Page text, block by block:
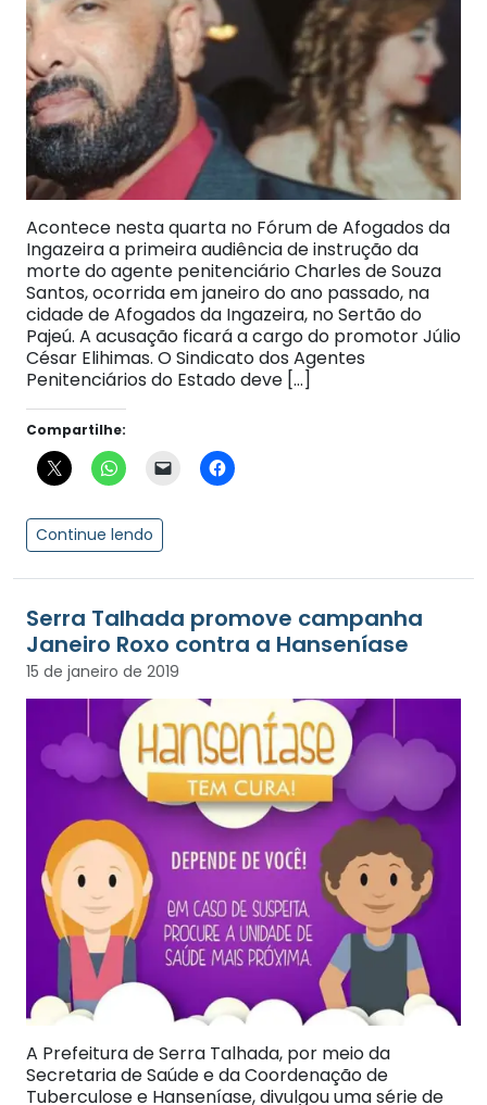
Acontece nesta quarta no Fórum de Afogados da
Ingazeira a primeira audiência de instrução da
morte do agente penitenciário Charles de Souza
Santos, ocorrida em janeiro do ano passado, na
cidade de Afogados da Ingazeira, no Sertão do
Pajeú. A acusação ficará a cargo do promotor Júlio
César Elihimas. O Sindicato dos Agentes
Penitenciários do Estado deve […]
Compartilhe:
Continue lendo
Serra Talhada promove campanha
Janeiro Roxo contra a Hanseníase
15 de janeiro de 2019
A Prefeitura de Serra Talhada, por meio da
Secretaria de Saúde e da Coordenação de
Tuberculose e Hanseníase, divulgou uma série de